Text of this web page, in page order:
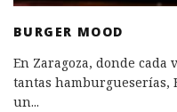
BURGER MOOD
En Zaragoza, donde
tantas hamburgueserías,
un...